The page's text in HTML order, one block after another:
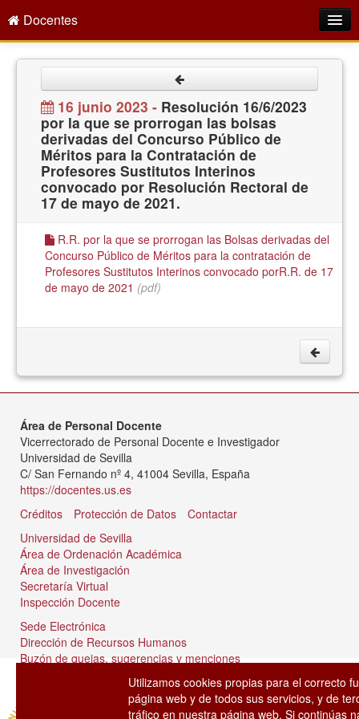
Docentes
Empleo Público
Gestión PDI
Formación y Evaluación
Seprus
Directorio
16 junio 2023 - Resolución 16/6/2023
por la que se prorrogan las bolsas
derivadas del Concurso Público de
Méritos para la Contratación de
Profesores Sustitutos Interinos
convocado por Resolución Rectoral de
17 de mayo de 2021.
R.R. por la que se prorrogan las Bolsas derivadas del
Concurso Público de Méritos para la contratación de
Profesores Sustitutos Interinos convocado porR.R. de 17
de mayo de 2021 (pdf)
Área de Personal Docente
Vicerrectorado de Personal Docente e Investigador
Universidad de Sevilla
C/ San Fernando nº 4, 41004 Sevilla, España
https://docentes.us.es
Créditos
Protección de Datos
Contactar
Universidad de Sevilla
Área de Ordenación Académica
Área de Investigación
Secretaría Virtual
Inspección Docente
Sede Electrónica
Dirección de Recursos Humanos
Buzón de quejas, sugerencias y menciones
Utilizamos cookies propias para el correcto
página web y de todos sus servicios, y de
tráfico en nuestra página web. Si continúas